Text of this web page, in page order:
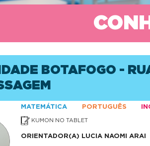
BOTAFOGO -
MATEMÁTICA PORTUGUÊS
KUMON NO TABLET
ORIENTADOR(A) LUCIA NAOMI ARAI